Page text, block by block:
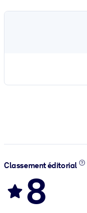
Classement éditorial
8